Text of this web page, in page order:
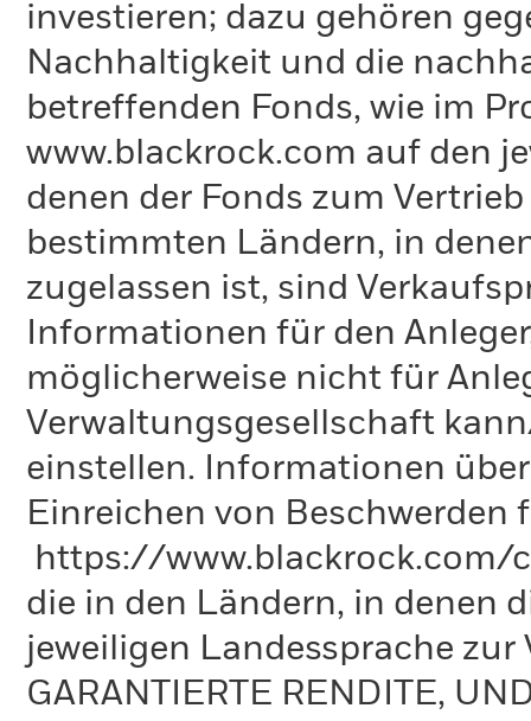
investieren; dazu gehören
Nachhaltigkeit und die
betreffenden Fonds, wie im
www.blackrock.com auf den
denen der Fonds zum
bestimmten Ländern, in
zugelassen ist, sind
Informationen für den
möglicherweise nicht für
Verwaltungsgesellschaft
einstellen. Informationen
Einreichen von Beschwerden
https://www.blackrock.com/
die in den Ländern, in denen
jeweiligen Landessprache zur
GARANTIERTE RENDITE,